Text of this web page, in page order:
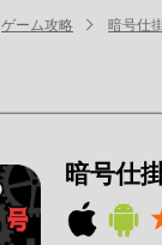
ゲーム攻略 暗号仕
暗号仕